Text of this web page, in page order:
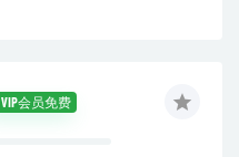
VIP会员免费